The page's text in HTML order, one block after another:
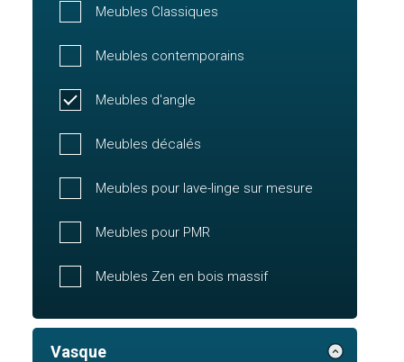
Meubles Classiques
Meubles contemporains
Meubles d'angle
Meubles décalés
Meubles pour lave-linge sur mesure
Meubles pour PMR
Meubles Zen en bois massif
Vasque